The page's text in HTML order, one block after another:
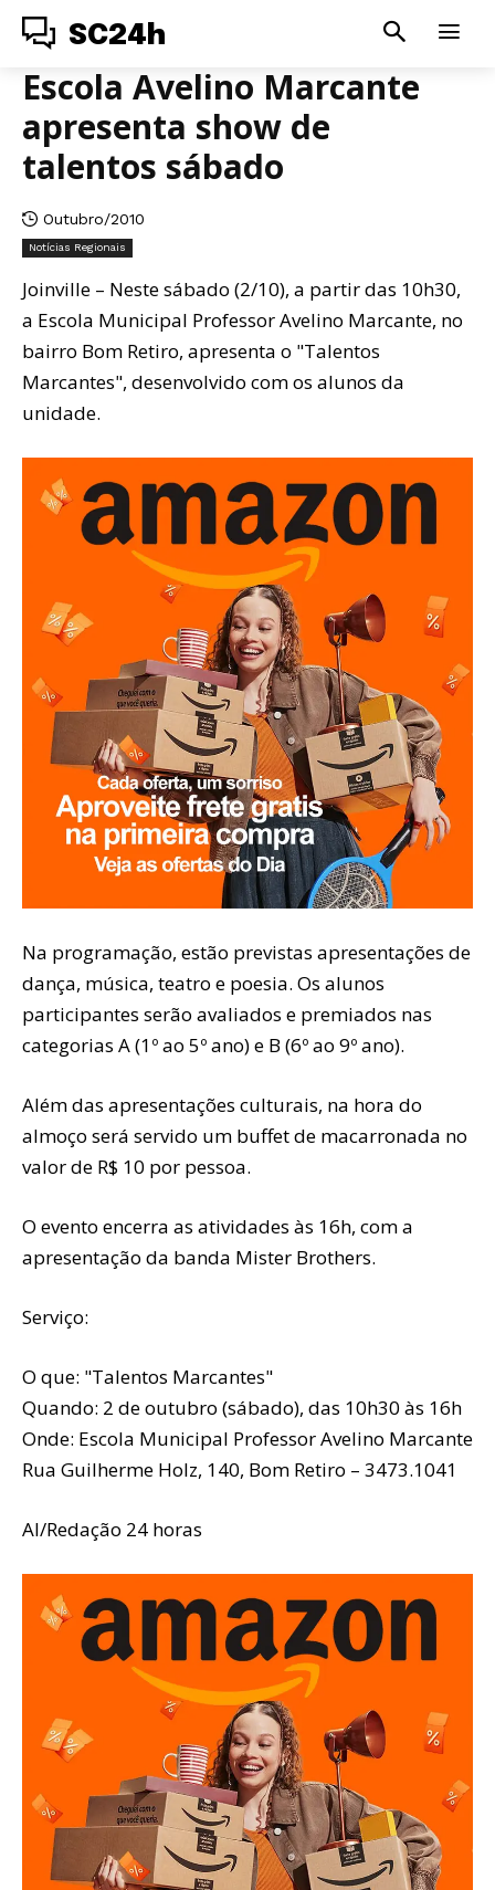
SC24h
Escola Avelino Marcante
apresenta show de
talentos sábado
Outubro/2010
Notícias Regionais
Joinville – Neste sábado (2/10), a partir das 10h30,
a Escola Municipal Professor Avelino Marcante, no
bairro Bom Retiro, apresenta o "Talentos
Marcantes", desenvolvido com os alunos da
unidade.
Na programação, estão previstas apresentações de
dança, música, teatro e poesia. Os alunos
participantes serão avaliados e premiados nas
categorias A (1º ao 5º ano) e B (6º ao 9º ano).
Além das apresentações culturais, na hora do
almoço será servido um buffet de macarronada no
valor de R$ 10 por pessoa.
O evento encerra as atividades às 16h, com a
apresentação da banda Mister Brothers.
Serviço:
O que: "Talentos Marcantes"
Quando: 2 de outubro (sábado), das 10h30 às 16h
Onde: Escola Municipal Professor Avelino Marcante
Rua Guilherme Holz, 140, Bom Retiro – 3473.1041
AI/Redação 24 horas